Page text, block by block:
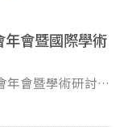
4月由研發長徐
榮研究合作媒合
免疫、AI語音與
更多後續進行跨域
年會暨國際學術
年會暨學術研討